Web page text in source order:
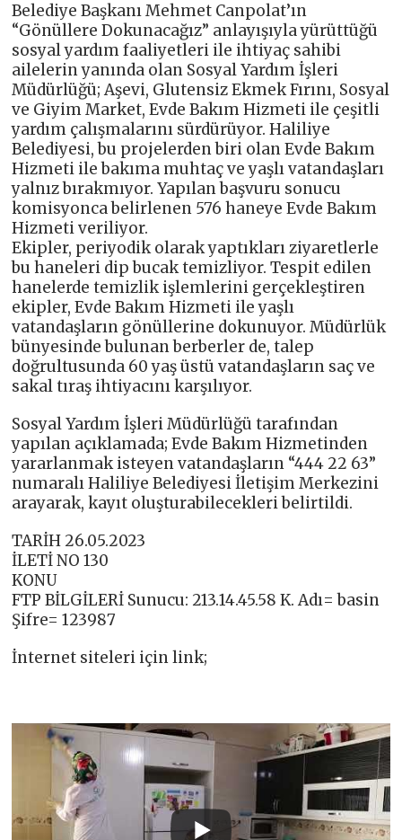
Belediye Başkanı Mehmet Canpolat’ın
“Gönüllere Dokunacağız” anlayışıyla yürüttüğü
sosyal yardım faaliyetleri ile ihtiyaç sahibi
ailelerin yanında olan Sosyal Yardım İşleri
Müdürlüğü; Aşevi, Glutensiz Ekmek Fırını, Sosyal
ve Giyim Market, Evde Bakım Hizmeti ile çeşitli
yardım çalışmalarını sürdürüyor. Haliliye
Belediyesi, bu projelerden biri olan Evde Bakım
Hizmeti ile bakıma muhtaç ve yaşlı vatandaşları
yalnız bırakmıyor. Yapılan başvuru sonucu
komisyonca belirlenen 576 haneye Evde Bakım
Hizmeti veriliyor.
Ekipler, periyodik olarak yaptıkları ziyaretlerle
bu haneleri dip bucak temizliyor. Tespit edilen
hanelerde temizlik işlemlerini gerçekleştiren
ekipler, Evde Bakım Hizmeti ile yaşlı
vatandaşların gönüllerine dokunuyor. Müdürlük
bünyesinde bulunan berberler de, talep
doğrultusunda 60 yaş üstü vatandaşların saç ve
sakal tıraş ihtiyacını karşılıyor.
Sosyal Yardım İşleri Müdürlüğü tarafından
yapılan açıklamada; Evde Bakım Hizmetinden
yararlanmak isteyen vatandaşların “444 22 63”
numaralı Haliliye Belediyesi İletişim Merkezini
arayarak, kayıt oluşturabilecekleri belirtildi.
TARİH 26.05.2023
İLETİ NO 130
KONU
FTP BİLGİLERİ Sunucu: 213.14.45.58 K. Adı= basin
Şifre= 123987
İnternet siteleri için link;